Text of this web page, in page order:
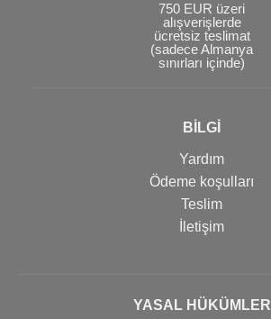
750 EUR üzeri
alışverişlerde
ücretsiz teslimat
(sadece Almanya
sınırları içinde)
BİLGİ
Yardım
Ödeme koşulları
Teslim
İletişim
YASAL HÜKÜMLER